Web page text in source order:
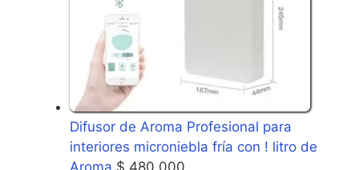
Difusor de Aroma Profesional para
interiores microniebla fría con ! litro de
Aroma $ 480.000